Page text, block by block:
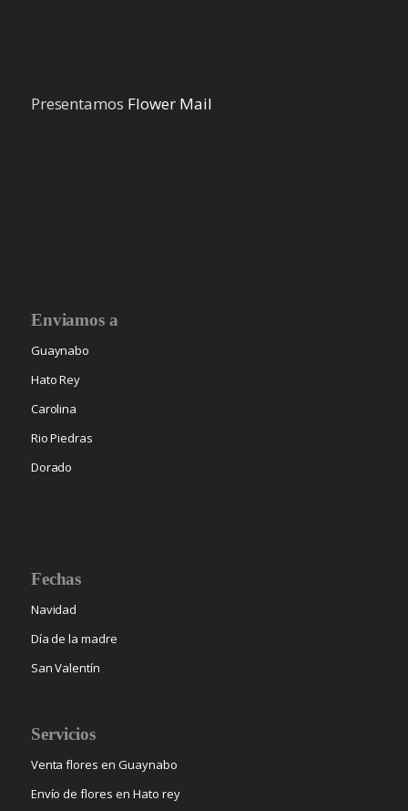
Presentamos Flower Mail
Enviamos a
Guaynabo
Hato Rey
Carolina
Rio Piedras
Dorado
Fechas
Navidad
Día de la madre
San Valentín
Servicios
Venta flores en Guaynabo
Envío de flores en Hato rey